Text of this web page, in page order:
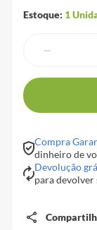
Estoque: 1
－
Compra
dinheiro de
Devolução
para devolver